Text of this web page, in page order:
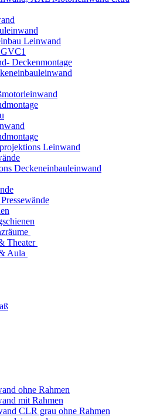
Leinwand
Deckenmontage
Leinwand
Deckeneinbauleinwand
Theater
Aula
ohne Rahmen
mit Rahmen
CLR grau ohne Rahmen